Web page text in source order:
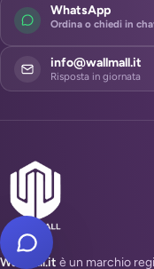
WhatsApp
Ordina o chiedi in
info@wallmall.it
Risposta in giornata
WallMall.it è un marchio